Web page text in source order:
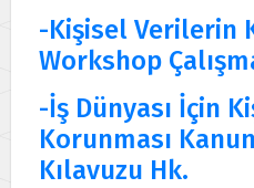
-Kişisel Verilerin
Workshop
-İş Dünyası İçin
Korunması
Kılavuzu Hk.